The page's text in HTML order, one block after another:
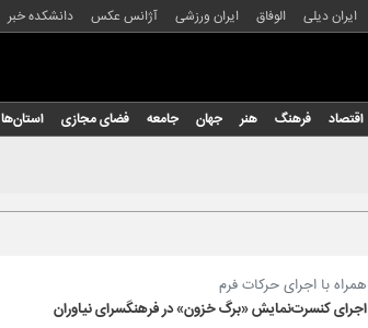
ایران دیلی الوفاق ایران ورزشی آژانس عکس دانشکده خبر
اقتصاد فرهنگ هنر جهان جامعه فضای مجازی استان‌ها
همراه با اجرای حرکات فرم
اجرای کنسرت‌نمایش «برگ خزون» در فرهنگسرای نیاوران